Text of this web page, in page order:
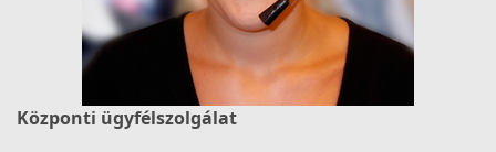
Központi ügyfélszolgálat